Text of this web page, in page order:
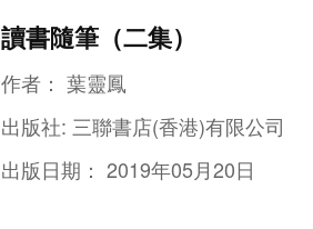
讀書隨筆（二集）
作者：葉靈鳳
出版社: 三聯書店(香港)有限公司
出版日期：2019年05月20日